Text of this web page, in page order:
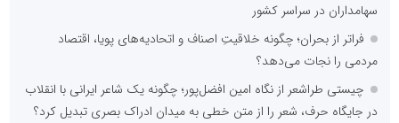
سهامداران در سراسر کشور
فراتر از بحران؛ چگونه خلاقیتِ اصناف و اتحادیه‌های پویا، اقتصاد
مردمی را نجات می‌دهد؟
چیستی طراشعر از نگاه امین افضل‌پور؛ چگونه یک شاعر ایرانی با انقلاب
در جایگاه حرف، شعر را از متن خطی به میدان ادراک بصری تبدیل کرد؟